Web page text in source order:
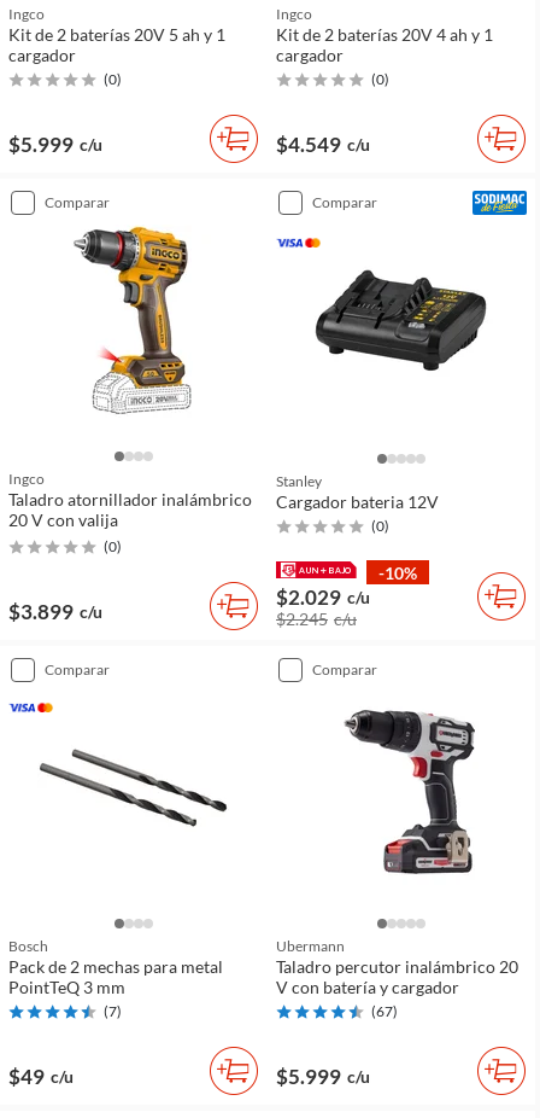
Ingco
Kit de 2 baterías 20V 5 ah y 1
cargador
(0)
$5.999 c/u
Ingco
Kit de 2 baterías 20V 4 ah y 1
cargador
(0)
$4.549 c/u
comparar
Ingco
Taladro atornillador inalámbrico
20 V con valija
(0)
$3.899 c/u
comparar
Stanley
Cargador bateria 12V
(0)
-10%
$2.029 c/u
$2.245 c/u
comparar
Bosch
Pack de 2 mechas para metal
PointTeQ 3 mm
(7)
$49 c/u
comparar
Ubermann
Taladro percutor inalámbrico 20
V con batería y cargador
(67)
$5.999 c/u